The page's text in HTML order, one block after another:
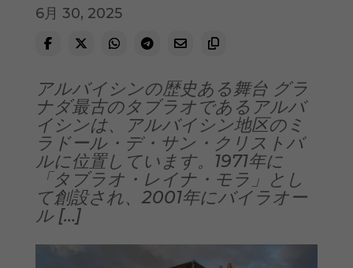
6月 30, 2025
アルバイシンの歴史ある舞台 グラ
ナダ最古のタブラオであるアルバ
イシンは、アルバイシン地区のミ
ラドール・デ・サン・クリストバ
ルに位置しています。1971年に
「タブラオ・レイナ・モラ」とし
て創設され、2001年にバイラオー
ル […]